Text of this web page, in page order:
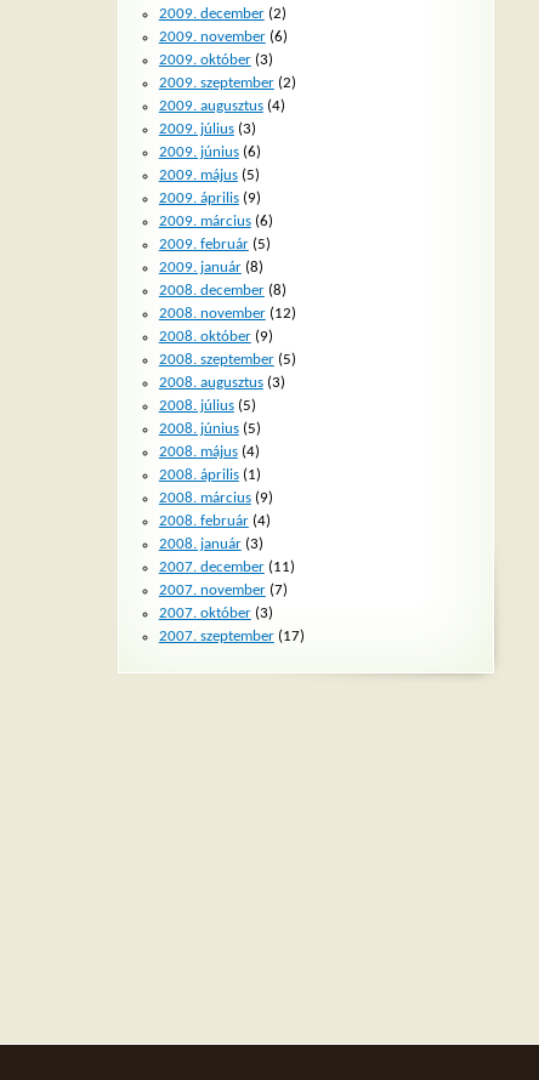
2009. december(2)
2009. november(6)
2009. október(3)
2009. szeptember(2)
2009. augusztus(4)
2009. július(3)
2009. június(6)
2009. május(5)
2009. április(9)
2009. március(6)
2009. február(5)
2009. január(8)
2008. december(8)
2008. november(12)
2008. október(9)
2008. szeptember(5)
2008. augusztus(3)
2008. július(5)
2008. június(5)
2008. május(4)
2008. április(1)
2008. március(9)
2008. február(4)
2008. január(3)
2007. december(11)
2007. november(7)
2007. október(3)
2007. szeptember(17)